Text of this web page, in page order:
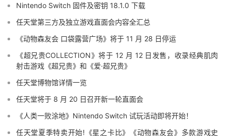
Nintendo Switch 固件及密钥 18.1.0 下载
任天堂第三方及独立游戏直面会内容全汇总
《动物森友会 口袋露营广场》将于 11 月 28 日停运
《超兄贵COLLECTION》将于 12 月 12 日发售，收录经典肌肉
射击游戏《超兄贵》和《爱·超兄贵》
任天堂博物馆详情一览
任天堂将于 8 月 20 日召开新一轮直面会
《人类一败涂地》Nintendo Switch 试玩活动即将开始！
任天堂夏季特卖开始!《星之卡比》《动物森友会》多款游戏史